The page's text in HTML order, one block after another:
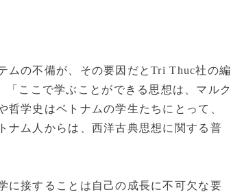
の不備が、その要因だとTri Thuc社の編
「ここで学ぶことができる思想は、マルク
学史はベトナムの学生たちにとって、
ナム人からは、西洋古典思想に関する普
接することは自己の成長に不可欠な要